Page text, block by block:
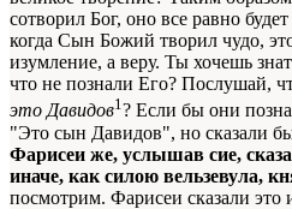
сотворил Бог, оно все равно
когда Сын Божий творил чудо,
изумление, а веру. Ты хочешь
что не познали Его? Послушай,
это Давидов1? Если бы они
"Это сын Давидов", но сказали
Фарисеи же, услышав сие,
иначе, как силою вельзевула,
посмотрим. Фарисеи сказали это